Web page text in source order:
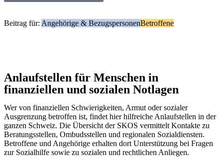
Beitrag für: Angehörige & BezugspersonenBetroffene
Anlaufstellen für Menschen in
finanziellen und sozialen Notlagen
Wer von finanziellen Schwierigkeiten, Armut oder sozialer
Ausgrenzung betroffen ist, findet hier hilfreiche Anlaufstellen in der
ganzen Schweiz. Die Übersicht der SKOS vermittelt Kontakte zu
Beratungsstellen, Ombudsstellen und regionalen Sozialdiensten.
Betroffene und Angehörige erhalten dort Unterstützung bei Fragen
zur Sozialhilfe sowie zu sozialen und rechtlichen Anliegen.